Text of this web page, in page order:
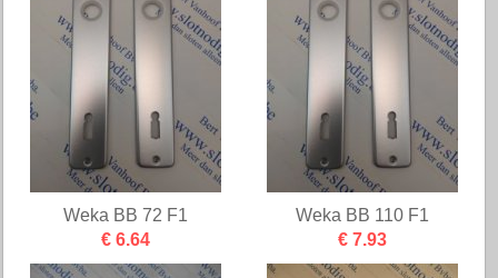
Weka BB 72 F1
€ 6.64
Weka BB 110 F1
€ 7.93